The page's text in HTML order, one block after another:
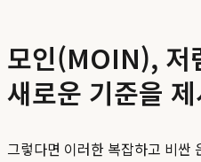
모인(MOIN), 저
새로운 기준을
그렇다면 이러한 복잡하고 비싼